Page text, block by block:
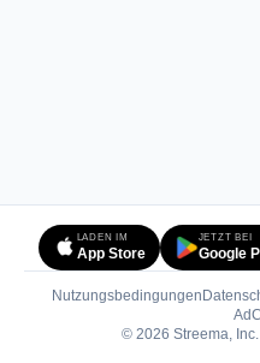
LADEN IM
App Store
JETZT BEI
Google
Nutzungsbedingungen
© 2026 Streema,